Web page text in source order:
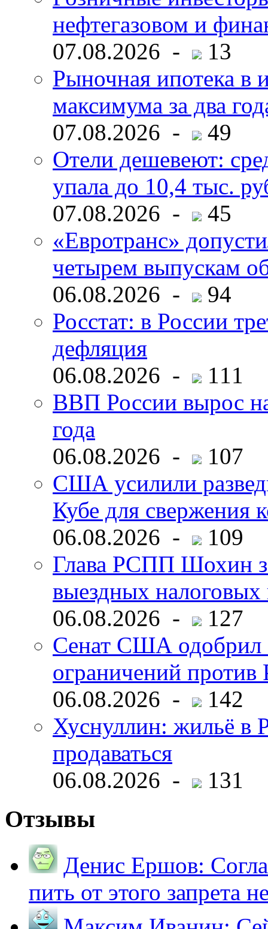
нефтегазовом и
07.08.2026 -
13
Рыночная ипотека в
максимума за два
07.08.2026 -
49
Отели дешевеют:
упала до 10,4 тыс.
07.08.2026 -
45
«Евротранс»
четырем выпускам
06.08.2026 -
94
Росстат: в России
дефляция
06.08.2026 -
111
ВВП России вырос
года
06.08.2026 -
107
США усилили
Кубе для свержения
06.08.2026 -
109
Глава РСПП Шохин
выездных налоговых
06.08.2026 -
127
Сенат США одобрил
ограничений
06.08.2026 -
142
Хуснуллин: жильё в
продаваться
06.08.2026 -
131
Отзывы
Денис Ершов:
пить от этого запрета